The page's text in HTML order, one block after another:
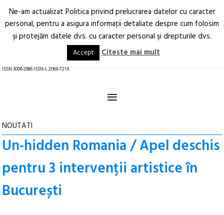
Arhitectură.
Oraș.
RO EN
ISSN 3008-2986 ISSN-L 2069-721X
≡
NOUTATI
Un-hidden Romania / Apel deschis
pentru 3 intervenții artistice în
București
Ne-am actualizat Politica privind prelucrarea datelor cu caracter
personal, pentru a asigura informaţii detaliate despre cum folosim
şi protejăm datele dvs. cu caracter personal şi drepturile dvs.
Accept Citeste mai mult